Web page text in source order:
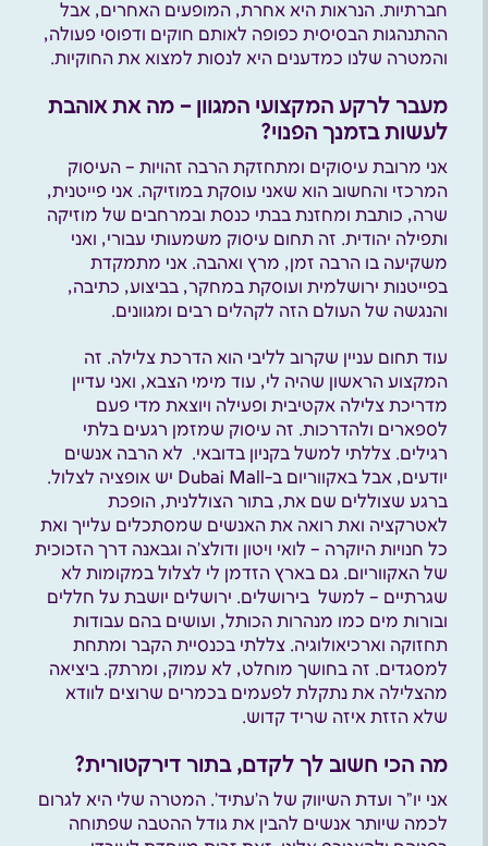
חברתיות. הנראות היא אחרת, המופעים האחרים, אבל
ההתנהגות הבסיסית כפופה לאותם חוקים ודפוסי פעולה,
והמטרה שלנו כמדענים היא לנסות למצוא את החוקיות.
מעבר לרקע המקצועי המגוון – מה את אוהבת
לעשות בזמנך הפנוי?
אני מרובת עיסוקים ומתחזקת הרבה זהויות – העיסוק
המרכזי והחשוב הוא שאני עוסקת במוזיקה. אני פייטנית,
שרה, כותבת ומחזנת בבתי כנסת ובמרחבים של מוזיקה
ותפילה יהודית. זה תחום עיסוק משמעותי עבורי, ואני
משקיעה בו הרבה זמן, מרץ ואהבה. אני מתמקדת
בפייטנות ירושלמית ועוסקת במחקר, בביצוע, כתיבה,
והנגשה של העולם הזה לקהלים רבים ומגוונים.
עוד תחום עניין שקרוב לליבי הוא הדרכת צלילה. זה
המקצוע הראשון שהיה לי, עוד מימי הצבא, ואני עדיין
מדריכת צלילה אקטיבית ופעילה ויוצאת מדי פעם
לספארים ולהדרכות. זה עיסוק שמזמן רגעים בלתי
רגילים. צללתי למשל בקניון בדובאי. לא הרבה אנשים
יודעים, אבל באקווריום ב-Dubai Mall יש אופציה לצלול.
ברגע שצוללים שם את, בתור הצוללנית, הופכת
לאטרקציה ואת רואה את האנשים שמסתכלים עלייך ואת
כל חנויות היוקרה – לואי ויטון ודולצ’ה וגבאנה דרך הזכוכית
של האקווריום. גם בארץ הזדמן לי לצלול במקומות לא
שגרתיים – למשל בירושלים. ירושלים יושבת על חללים
ובורות מים כמו מנהרות הכותל, ועושים בהם עבודות
תחזוקה וארכיאולוגיה. צללתי בכנסיית הקבר ומתחת
למסגדים. זה בחושך מוחלט, לא עמוק, ומרתק. ביציאה
מהצלילה את נתקלת לפעמים בכמרים שרוצים לוודא
שלא הזזת איזה שריד קדוש.
מה הכי חשוב לך לקדם, בתור דירקטורית?
אני יו”ר ועדת השיווק של ה’עתיד’. המטרה שלי היא לגרום
לכמה שיותר אנשים להבין את גודל ההטבה שפתוחה